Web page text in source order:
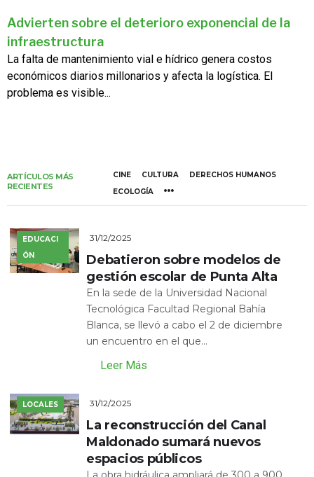
Advierten sobre el deterioro exponencial de la
infraestructura
La falta de mantenimiento vial e hídrico genera costos
económicos diarios millonarios y afecta la logística. El
problema es visible...
ARTÍCULOS MÁS
RECIENTES
CINE CULTURA
DERECHOS HUMANOS
ECOLOGÍA
EDUCACI
ÓN
31/12/2025
Debatieron sobre modelos de
gestión escolar de Punta Alta
En la sede de la Universidad Nacional
Tecnológica Facultad Regional Bahía
Blanca, se llevó a cabo el 2 de diciembre
un encuentro en el que...
Leer Más
LOCALES 31/12/2025
La reconstrucción del Canal
Maldonado sumará nuevos
espacios públicos